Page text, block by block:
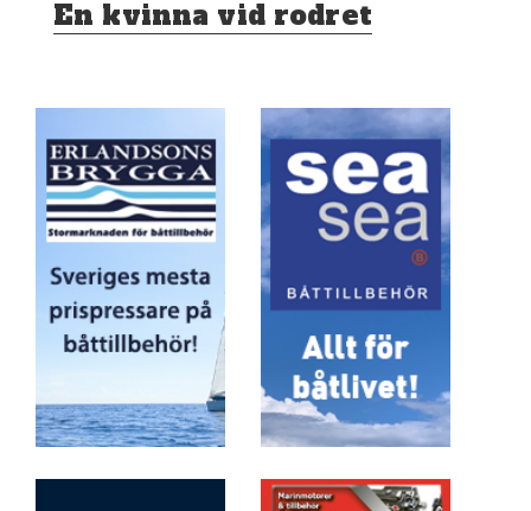
Nästa
inlägg:
En kvinna vid rodret